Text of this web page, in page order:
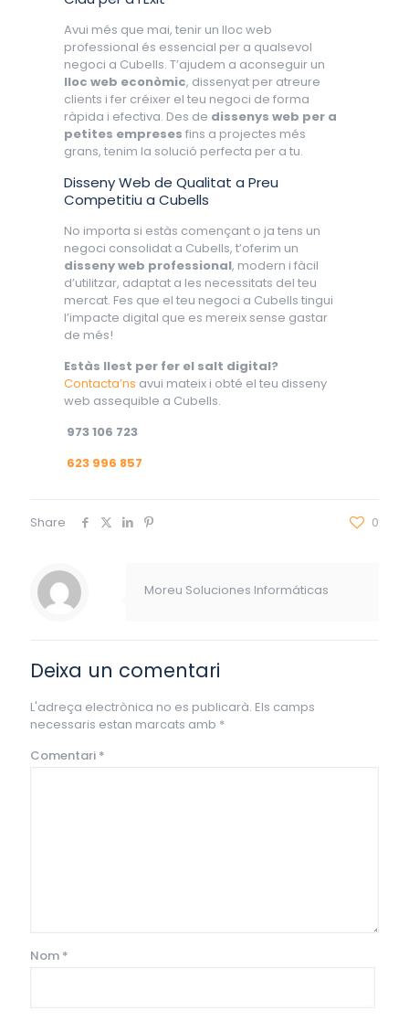
Avui més que mai, tenir un lloc web
professional és essencial per a qualsevol
negoci a Cubells. T’ajudem a aconseguir un
lloc web econòmic, dissenyat per atreure
clients i fer créixer el teu negoci de forma
ràpida i efectiva. Des de dissenys web per a
petites empreses fins a projectes més
grans, tenim la solució perfecta per a tu.
Disseny Web de Qualitat a Preu
Competitiu a Cubells
No importa si estàs començant o ja tens un
negoci consolidat a Cubells, t’oferim un
disseny web professional, modern i fàcil
d’utilitzar, adaptat a les necessitats del teu
mercat. Fes que el teu negoci a Cubells tingui
l’impacte digital que es mereix sense gastar
de més!
Estàs llest per fer el salt digital?
Contacta’ns avui mateix i obté el teu disseny
web assequible a Cubells.
973 106 723
623 996 857
Share 0
Moreu Soluciones Informáticas
Deixa un comentari
L'adreça electrònica no es publicarà. Els camps
necessaris estan marcats amb *
Comentari *
Nom *